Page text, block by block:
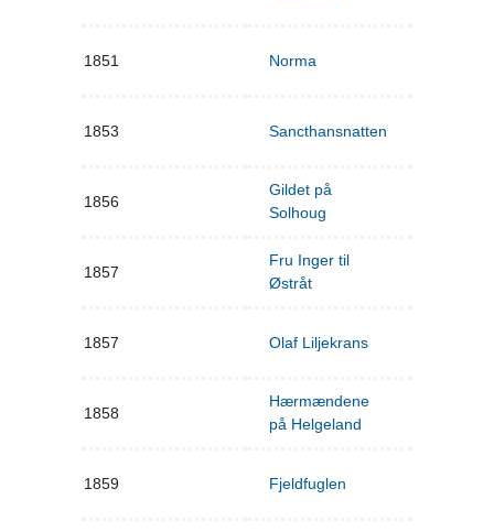
1851 Norma
1853 Sancthansnatten
1856
Gildet på
Solhoug
1857
Fru Inger til
Østråt
1857 Olaf Liljekrans
1858
Hærmændene
på Helgeland
1859 Fjeldfuglen